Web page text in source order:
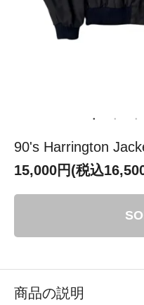
90's Harrington
15,000円(税込
商品の説明